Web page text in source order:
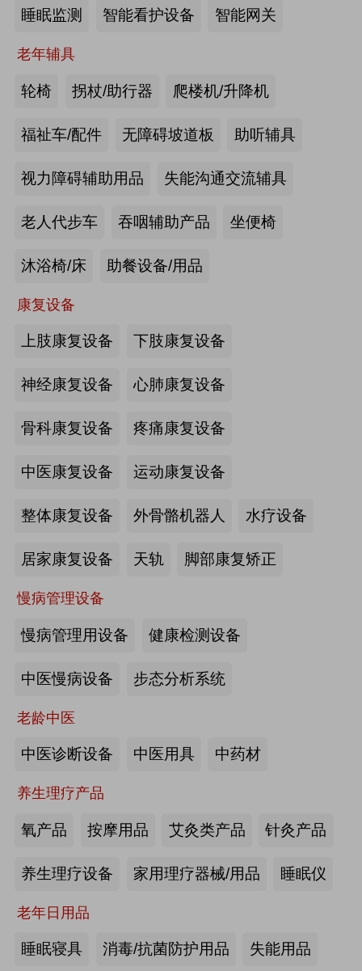
睡眠监测 智能看护设备 智能网关
老年辅具
轮椅 拐杖/助行器 爬楼机/升降机
福祉车/配件 无障碍坡道板 助听辅具
视力障碍辅助用品 失能沟通交流辅具
老人代步车 吞咽辅助产品 坐便椅
沐浴椅/床 助餐设备/用品
康复设备
上肢康复设备 下肢康复设备
神经康复设备 心肺康复设备
骨科康复设备 疼痛康复设备
中医康复设备 运动康复设备
整体康复设备 外骨骼机器人 水疗设备
居家康复设备 天轨 脚部康复矫正
慢病管理设备
慢病管理用设备 健康检测设备
中医慢病设备 步态分析系统
老龄中医
中医诊断设备 中医用具 中药材
养生理疗产品
氧产品 按摩用品 艾灸类产品 针灸产品
养生理疗设备 家用理疗器械/用品 睡眠仪
老年日用品
睡眠寝具 消毒/抗菌防护用品 失能用品
来源:中国新闻网
展千人老年脑健康专项关爱活动
来源:养老福祉圈 2026-07-13
焕新银发日常 虹桥镇持续推进老年
友好社区建设工作
未来医养 · 智建绿康——中国医养融
来源:注册会员
海量养老行业资源
【如愿】升降浴室柜-海尔智慧康养
来源:注册会员
海尔电动轮椅-海尔智慧康养
来源:注册会员
懒人血压计M8-海尔智慧康养
来源:注册会员